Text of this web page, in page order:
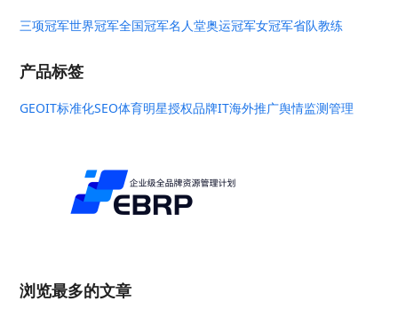
三项冠军世界冠军全国冠军名人堂奥运冠军女冠军省队教练
产品标签
GEOIT标准化SEO体育明星授权品牌IT海外推广舆情监测管理
浏览最多的文章